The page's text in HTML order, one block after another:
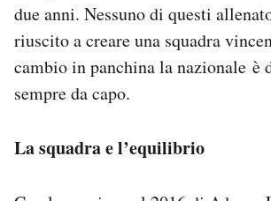
due anni. Nessuno di questi
riuscito a creare una squadra
cambio in panchina la nazionale è
sempre da capo.
La squadra e l’equilibrio